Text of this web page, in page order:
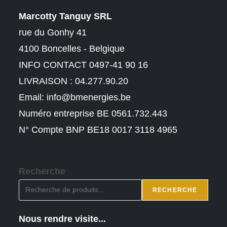
Marcotty Tanguy SRL
rue du Gonhy 41
4100 Boncelles - Belgique
INFO CONTACT 0497-41 90 16
LIVRAISON : 04.277.90.20
Email: info@bmenergies.be
Numéro entreprise BE 0561.732.443
N° Compte BNP BE18 0017 3118 4965
Recherche
RECHERCHE
Nous rendre visite...